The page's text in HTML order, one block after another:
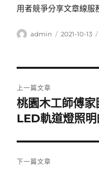
用者競爭分享文章線服
作
admin
發
2021-10-13
章
導
覽
上一篇文章
上
一
文
章:
桃園木工師傅
LED軌道燈照
下一篇文章